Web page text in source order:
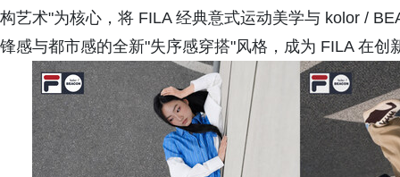
构艺术"为核心，将 FILA 经典意式运动美学与 kolor /
锋感与都市感的全新"失序感穿搭"风格，成为 FILA 在